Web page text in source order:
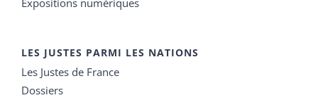
LES JUSTES PARMI LES NATIONS
Les Justes de France
Dossiers